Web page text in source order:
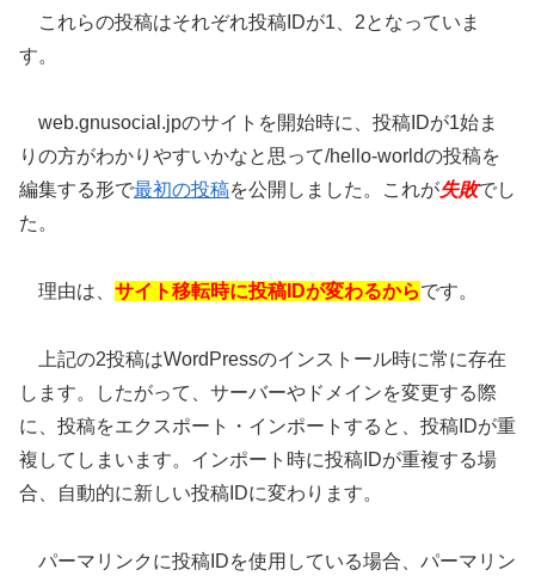
これらの投稿はそれぞれ投稿IDが1、2となっていま
す。
web.gnusocial.jpのサイトを開始時に、投稿IDが1始ま
りの方がわかりやすいかなと思って/hello-worldの投稿を
編集する形で最初の投稿を公開しました。これが失敗でし
た。
理由は、 サイト移転時に投稿IDが変わるからです。
上記の2投稿はWordPressのインストール時に常に存在
します。したがって、サーバーやドメインを変更する際
に、投稿をエクスポート・インポートすると、投稿IDが重
複してしまいます。インポート時に投稿IDが重複する場
合、自動的に新しい投稿IDに変わります。
パーマリンクに投稿IDを使用している場合、パーマリン